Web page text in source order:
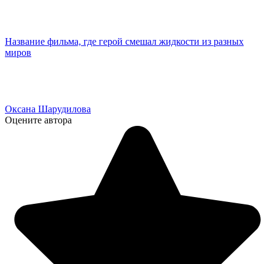
Название фильма, где герой смешал жидкости из разных
миров
Оксана Шарудилова
Оцените автора